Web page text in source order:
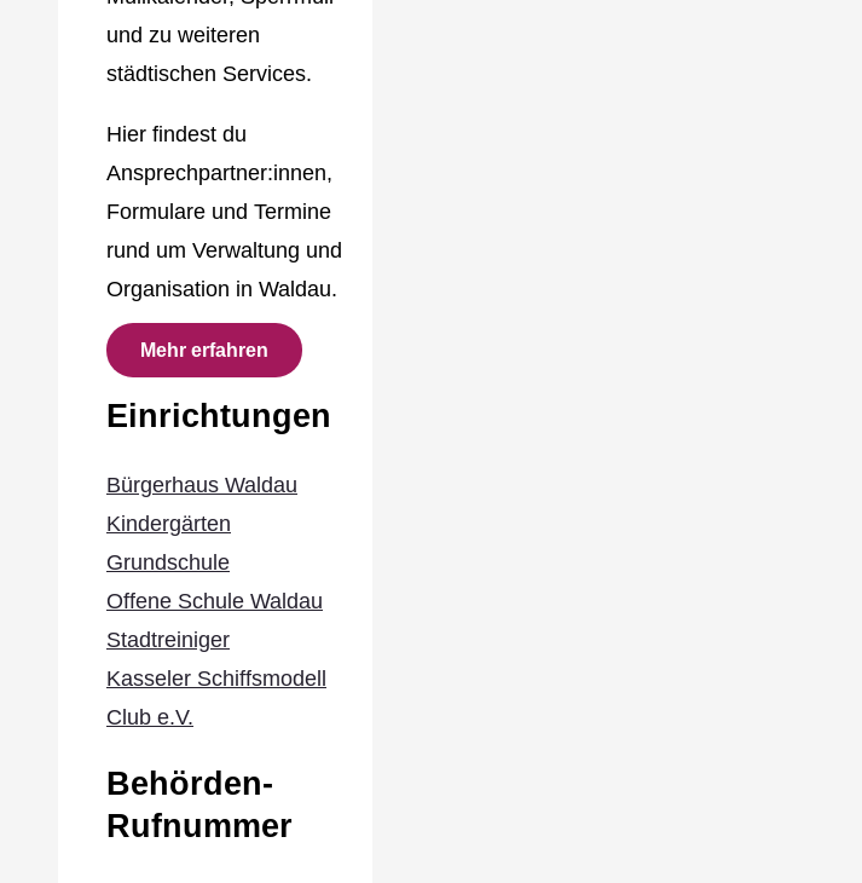
und zu weiteren
städtischen Services.
Hier findest du
Ansprechpartner:innen,
Formulare und Termine
rund um Verwaltung und
Organisation in Waldau.
Mehr erfahren
Einrichtungen
Bürgerhaus Waldau
Kindergärten
Grundschule
Offene Schule Waldau
Stadtreiniger
Kasseler Schiffsmodell
Club e.V.
Behörden-
Rufnummer